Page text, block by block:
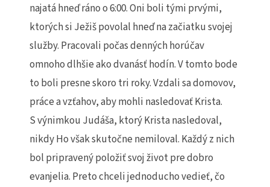
najatá hneď ráno o 6:00. Oni boli tými prvými,
ktorých si Ježiš povolal hneď na začiatku svojej
služby. Pracovali počas denných horúčav
omnoho dlhšie ako dvanásť hodín. V tomto bode
to boli presne skoro tri roky. Vzdali sa domovov,
práce a vzťahov, aby mohli nasledovať Krista.
S výnimkou Judáša, ktorý Krista nasledoval,
nikdy Ho však skutočne nemiloval. Každý z nich
bol pripravený položiť svoj život pre dobro
evanjelia. Preto chceli jednoducho vedieť, čo